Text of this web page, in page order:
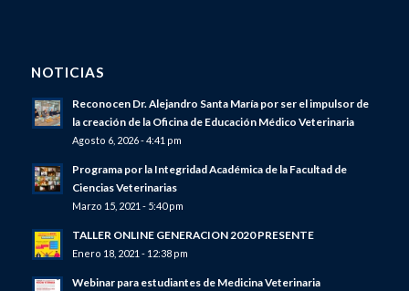
NOTICIAS
Reconocen Dr. Alejandro Santa María por ser el impulsor de
la creación de la Oficina de Educación Médico Veterinaria
Agosto 6, 2026 - 4:41 pm
Programa por la Integridad Académica de la Facultad de
Ciencias Veterinarias
Marzo 15, 2021 - 5:40 pm
TALLER ONLINE GENERACION 2020 PRESENTE
Enero 18, 2021 - 12:38 pm
Webinar para estudiantes de Medicina Veterinaria